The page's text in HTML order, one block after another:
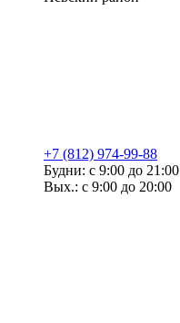
+7 (812) 974-99-88
Будни: с 9:00 до 21:00
Вых.: с 9:00 до 20:00